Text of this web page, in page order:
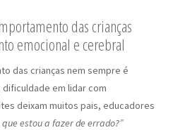
das crianças
emocional e cerebral
das crianças nem sempre é
em lidar com
deixam muitos pais, educadores
que estou a fazer de errado?”